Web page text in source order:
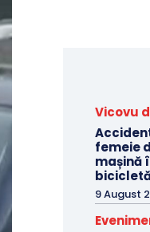
Vicovu
femeie
mașină
9 August